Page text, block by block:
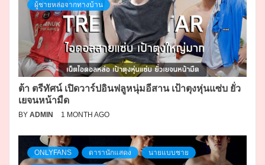
ผู้ชายหล่อจากทางบ้าน
ต้า ตรีทัศน์ เปิดวาร์ปอินฟลูหนุ่มอีสาน เป้าตุงหุ่นแซ่บ ยั่ว
เยจนหน้ามืด
BY ADMIN 1 MONTH AGO
ONLYFANS ดารานักแสดง นายแบบชาย